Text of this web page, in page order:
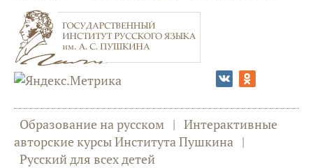
Образование на русском | Интерактивные
авторские курсы Института Пушкина |
Русский для всех детей